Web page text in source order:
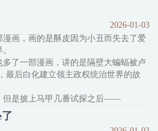
淫毒的他变成萧明心，转身离开，只
？
2026-01-03
画，画的是酥皮因为小丑而失去了爱
了一部漫画，讲的是隔壁大蝙蝠被卢
最后白化建立领主政权统治世界的故
但是披上马甲几番试探之后——
特曼跟小记者/大蝙蝠是真爱！
的真相，两人下定决心要改变对方嚯